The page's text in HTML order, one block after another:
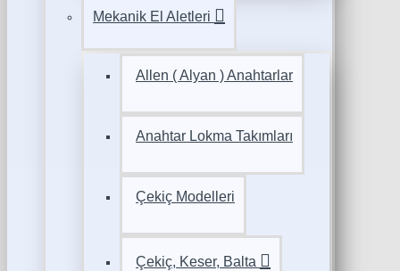
Mekanik El Aletleri
Allen ( Alyan ) Anahtarlar
Anahtar Lokma Takımları
Çekiç Modelleri
Çekiç, Keser, Balta